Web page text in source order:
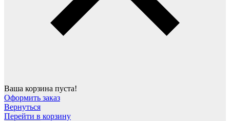
Ваша корзина пуста!
Оформить заказ
Вернуться
Перейти в корзину